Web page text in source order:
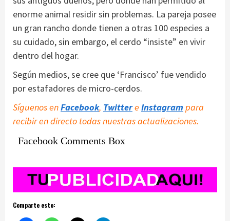
enorme animal residir sin problemas. La pareja posee
un gran rancho donde tienen a otras 100 especies a
su cuidado, sin embargo, el cerdo “insiste” en vivir
dentro del hogar.
Según medios, se cree que ‘Francisco’ fue vendido
por estafadores de micro-cerdos.
Síguenos enFacebook, Twittere Instagram para
recibir en directo todas nuestras actualizaciones.
Facebook Comments Box
Comparte esto: